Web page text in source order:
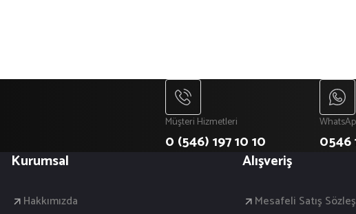
Müşteri Hizmetleri
0 (546) 197 10 10 0546
Kurumsal
Hakkımızda
Alışveriş
Mesafeli Satış